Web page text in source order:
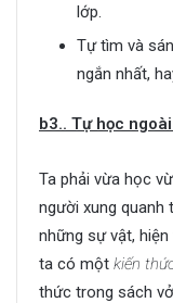
lớp.
Tự tìm và
ngắn nhất,
b3.. Tự học
Ta phải vừa học
người xung quanh
những sự vật,
ta có một kiến
thức trong sách